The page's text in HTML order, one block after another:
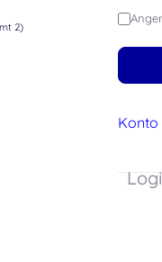
2)
Konto